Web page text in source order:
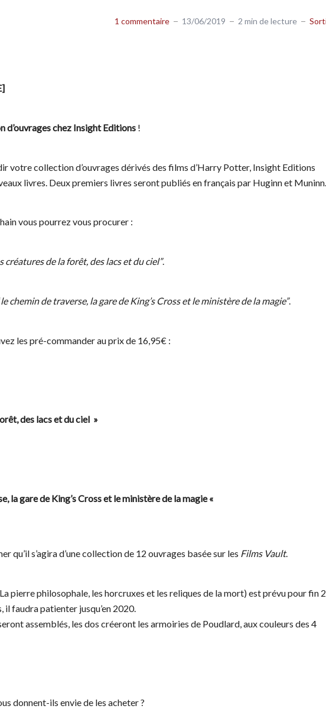
1 commentaire 13/06/2019 2 min de lecture
d’ouvrages chez Insight Editions !
votre collection d’ouvrages dérivés des films d’Harry Potter, Insight Editions
livres. Deux premiers livres seront publiés en français par Huginn et Muninn.
vous pourrez vous procurer :
créatures de la forêt, des lacs et du ciel”.
le chemin de traverse, la gare de King’s Cross et le ministère de la magie”.
les pré-commander au prix de 16,95€ :
des lacs et du ciel »
la gare de King’s Cross et le ministère de la magie «
qu’il s’agira d’une collection de 12 ouvrages basée sur les Films Vault.
pierre philosophale, les horcruxes et les reliques de la mort) est prévu pour fin
il faudra patienter jusqu’en 2020.
assemblés, les dos créeront les armoiries de Poudlard, aux couleurs des 4
donnent-ils envie de les acheter ?